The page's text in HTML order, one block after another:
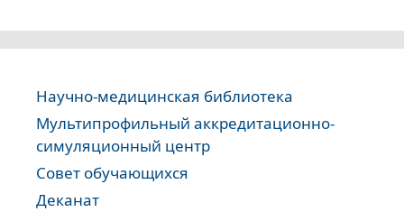
Научно-медицинская библиотека
Мультипрофильный аккредитационно-
симуляционный центр
Совет обучающихся
Деканат